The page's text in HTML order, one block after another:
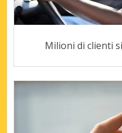
Milioni di clienti